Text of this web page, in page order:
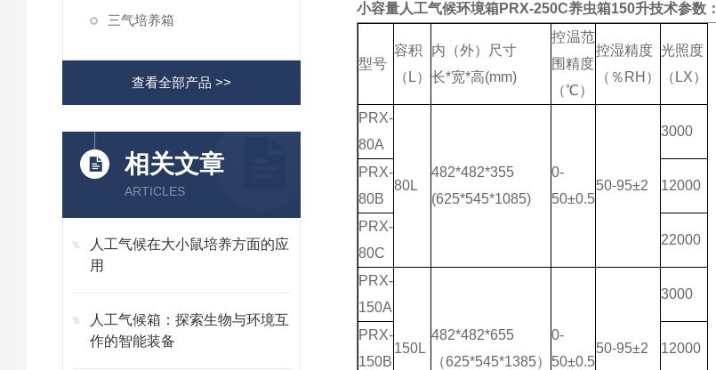
三气培养箱
查看全部产品 >>
相关文章
ARTICLES
人工气候在大小鼠培养方面的应
用
人工气候箱：探索生物与环境互
作的智能装备
小容量人工气候环境箱PRX-250C养虫箱150升技术参数：
型号
容积
（L）
内（外）尺寸
长*宽*高(mm)
控温范
围精度
（℃）
控湿精度
（％RH）
光照度
（LX）
PRX-
80A
80L
482*482*355
(625*545*1085)
0-
50±0.5
50-95±2
3000
PRX-
80B
12000
PRX-
80C
22000
PRX-
150A
150L
482*482*655
（625*545*1385）
0-
50±0.5
50-95±2
3000
PRX-
150B
12000